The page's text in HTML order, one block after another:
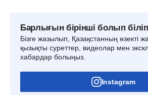
Барлығын бірінші болып
Бізге жазылып, Қазақстанның өзекті
қызықты суреттер, видеолар мен
хабардар болыңыз.
Instagram